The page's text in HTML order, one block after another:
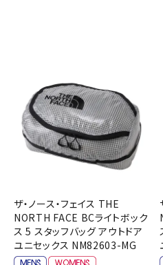
SALE品はこちら
INFORMATIOM
ご利用ガイド
メルマガ登録
特定商取引法
プライバシーポリシー
ザ・ノース・フェイス THE
NORTH FACE BCライトボック
ス 5 スタッフバッグ アウトドア
ユニセックス NM82603-MG